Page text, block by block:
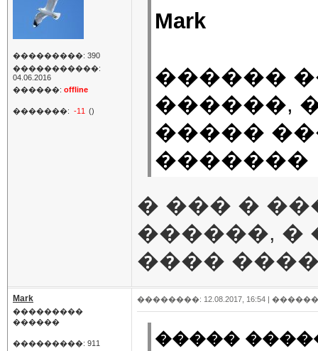
���������: 390
�����������:
04.06.2016
������: offline
�������: -11 ()
Mark
������
������,
�����
�������
� ��� �
������, �
����
Mark
���������
������
���������: 911
��������: 12.08.2017, 16:54 |
�����